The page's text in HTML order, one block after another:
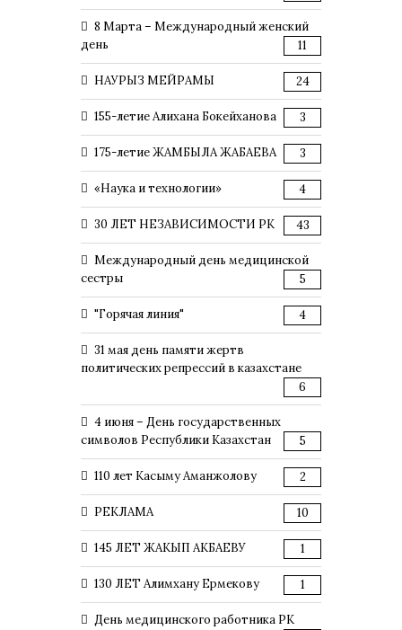
8 Марта – Международный женский
день
11
НАУРЫЗ МЕЙРАМЫ 24
155-летие Алихана Бокейханова 3
175-летие ЖАМБЫЛА ЖАБАЕВА 3
«Наука и технологии» 4
30 ЛЕТ НЕЗАВИСИМОСТИ РК 43
Международный день медицинской
сестры
5
"Горячая линия" 4
31 мая день памяти жертв
политических репрессий в казахстане
6
4 июня – День государственных
символов Республики Казахстан
5
110 лет Касыму Аманжолову 2
РЕКЛАМА 10
145 ЛЕТ ЖАКЫП АКБАЕВУ 1
130 ЛЕТ Алимхану Ермекову 1
День медицинского работника РК